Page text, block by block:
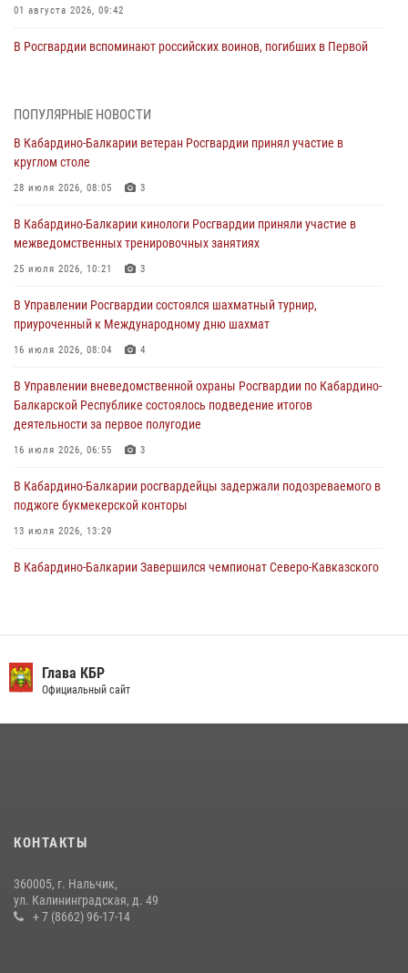
01 августа 2026, 09:42
В Росгвардии вспоминают российских воинов, погибших в Первой
поздравил специалистов подразделений тыла с профессиональным
праздником
01 августа 2026, 00:10
Росгвардия обеспечивает безопасность граждан на южном
направлении
31 июля 2026, 09:22
Состоялась рабочая встреча директора Росгвардии Героя России
генерала армии Виктора Золотова с заместителем полномочного
представителя Президента Российской Федерации в Северо-
31 июля 2026, 06:45 1
Управление Росгвардии по Кабардино-Балкарской Республике
информирует
ПОПУЛЯРНЫЕ НОВОСТИ
В Кабардино-Балкарии ветеран Росгвардии принял участие в
круглом столе
28 июля 2026, 08:05 3
В Кабардино-Балкарии кинологи Росгвардии приняли участие в
межведомственных тренировочных занятиях
25 июля 2026, 10:21 3
В Управлении Росгвардии состоялся шахматный турнир,
приуроченный к Международному дню шахмат
16 июля 2026, 08:04 4
В Управлении вневедомственной охраны Росгвардии по Кабардино-
Балкарской Республике состоялось подведение итогов
деятельности за первое полугодие
16 июля 2026, 06:55 3
В Кабардино-Балкарии росгвардейцы задержали подозреваемого в
поджоге букмекерской конторы
13 июля 2026, 13:29
В Кабардино-Балкарии Завершился чемпионат Северо-Кавказского
округе Росгвардии
09 июля 2026, 08:36
В Кабардино-Балкарии при силовой поддержке росгвардии
задержали группу лиц с крупной партией наркотиков
Глава КБР
Официальный сайт
КОНТАКТЫ
360005, г. Нальчик,
ул. Калининградская, д. 49
+ 7 (8662) 96-17-14